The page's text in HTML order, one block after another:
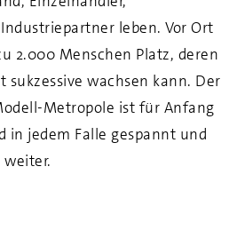
leben. Vor Ort
2.000 Menschen Platz, deren
sukzessive wachsen kann. Der
Metropole ist für Anfang
in jedem Falle gespannt und